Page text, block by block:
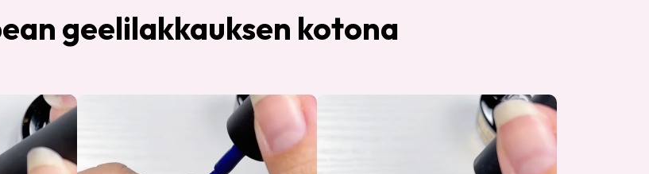
geelilakkauksen kotona